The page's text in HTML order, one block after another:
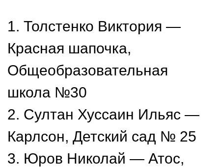
1. Толстенко Виктория —
Красная шапочка,
Общеобразовательная
школа №30
2. Султан Хуссаин Ильяс —
Карлсон, Детский сад № 25
3. Юров Николай — Атос,